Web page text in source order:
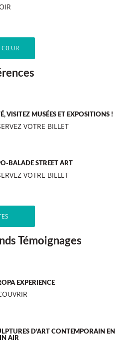
CŒUR
VISITEZ MUSÉES ET EXPOSITIONS !
VOTRE BILLET
BALADE STREET ART
VOTRE BILLET
Témoignages
EXPERIENCE
D’ART CONTEMPORAIN EN
AIR